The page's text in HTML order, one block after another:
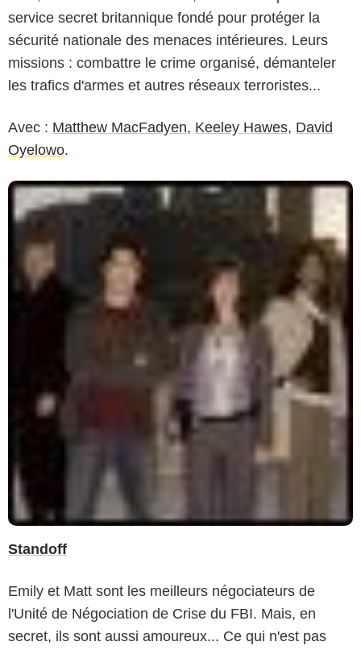
service secret britannique fondé pour protéger la
sécurité nationale des menaces intérieures. Leurs
missions : combattre le crime organisé, démanteler
les trafics d'armes et autres réseaux terroristes...
Avec : Matthew MacFadyen, Keeley Hawes, David
Oyelowo.
Standoff
Emily et Matt sont les meilleurs négociateurs de
l'Unité de Négociation de Crise du FBI. Mais, en
secret, ils sont aussi amoureux... Ce qui n'est pas